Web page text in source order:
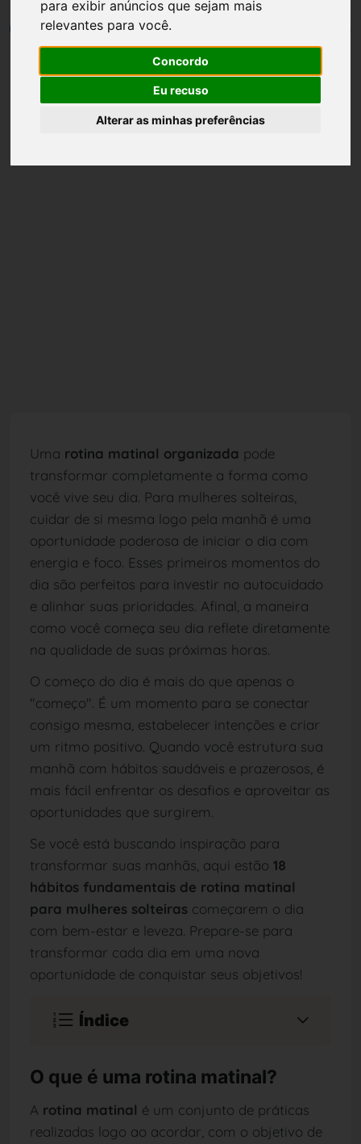
para exibir anúncios que sejam mais
relevantes para você.
Concordo
Eu recuso
Alterar as minhas preferências
por Luh Dantas • 22 setembro
Uma rotina matinal organizada pode
transformar completamente a forma como
você vive seu dia. Para mulheres solteiras,
cuidar de si mesma logo pela manhã é uma
oportunidade poderosa de iniciar o dia com
energia e foco. Esses primeiros momentos do
dia são perfeitos para investir no autocuidado
e alinhar suas prioridades. Afinal, a maneira
como você começa seu dia reflete diretamente
na qualidade de suas próximas horas.
O começo do dia é mais do que apenas o
"começo". É um momento para se conectar
consigo mesma, estabelecer intenções e criar
um ritmo positivo. Quando você estrutura sua
manhã com hábitos saudáveis e prazerosos, é
mais fácil enfrentar os desafios e aproveitar as
oportunidades que surgirem.
Se você está buscando inspiração para
transformar suas manhãs, aqui estão 18
hábitos fundamentais de rotina matinal
para mulheres solteiras começarem o dia
com bem-estar e leveza. Prepare-se para
transformar cada dia em uma nova
oportunidade de conquistar seus objetivos!
Índice
O que é uma rotina matinal?
A rotina matinal é um conjunto de práticas
realizadas logo ao acordar, com o objetivo de